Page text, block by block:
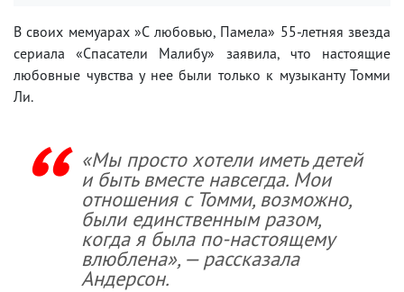
В своих мемуарах »С любовью, Памела» 55-летняя звезда
сериала «Спасатели Малибу» заявила, что настоящие
любовные чувства у нее были только к музыканту Томми
Ли.
«Мы просто хотели иметь детей
и быть вместе навсегда. Мои
отношения с Томми, возможно,
были единственным разом,
когда я была по-настоящему
влюблена», — рассказала
Андерсон.